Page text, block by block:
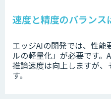
速度と精度のバランス
エッジAIの開発では、性
ルの軽量化」が必要です
推論速度は向上しますが
す。